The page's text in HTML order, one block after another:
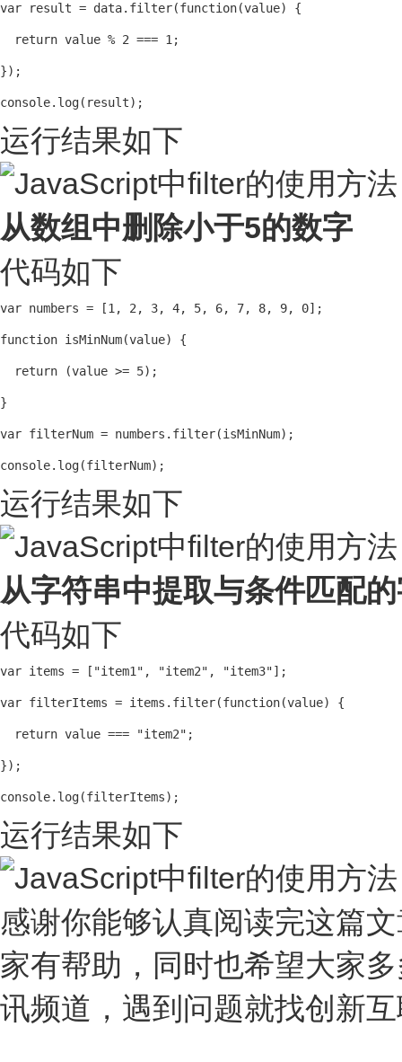
var result = data.filter(function(value) {
  return value % 2 === 1;
});
console.log(result);
运行结果如下
从数组中删除小于5的数字
代码如下
var numbers = [1, 2, 3, 4, 5, 6, 7, 8, 9, 0];
function isMinNum(value) {
  return (value >= 5);
}
var filterNum = numbers.filter(isMinNum);
console.log(filterNum);
运行结果如下
从字符串中提取与条件匹配
代码如下
var items = ["item1", "item2", "item3"];
var filterItems = items.filter(function(value) {
  return value === "item2";
});
console.log(filterItems);
运行结果如下
感谢你能够认真阅读完这篇
家有帮助，同时也希望大家
讯频道，遇到问题就找创新